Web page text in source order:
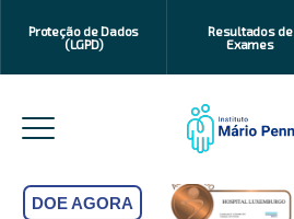
Proteção de Dados
(LGPD)
Resultados de
Exames
DOE AGORA